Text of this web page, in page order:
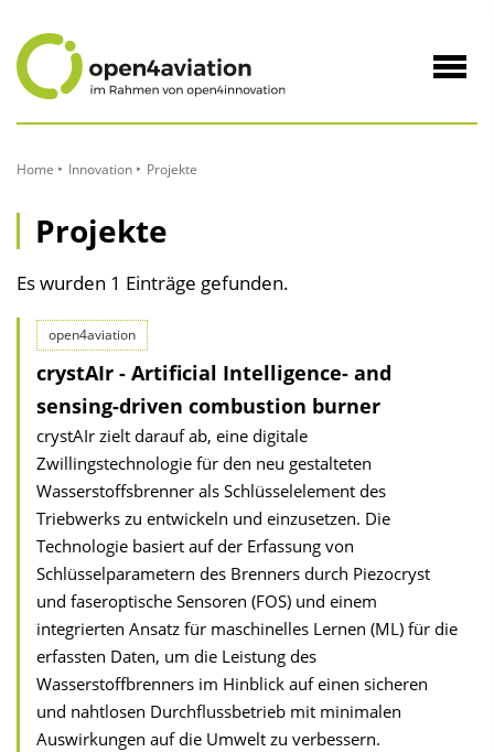
Inhalt
Home Innovation Projekte
Projekte
Es wurden 1 Einträge gefunden.
open4aviation
crystAIr - Artificial Intelligence- and
sensing-driven combustion burner
crystAIr zielt darauf ab, eine digitale
Zwillingstechnologie für den neu gestalteten
Wasserstoffsbrenner als Schlüsselelement des
Triebwerks zu entwickeln und einzusetzen. Die
Technologie basiert auf der Erfassung von
Schlüsselparametern des Brenners durch Piezocryst
und faseroptische Sensoren (FOS) und einem
integrierten Ansatz für maschinelles Lernen (ML) für die
erfassten Daten, um die Leistung des
Wasserstoffbrenners im Hinblick auf einen sicheren
und nahtlosen Durchflussbetrieb mit minimalen
Auswirkungen auf die Umwelt zu verbessern.